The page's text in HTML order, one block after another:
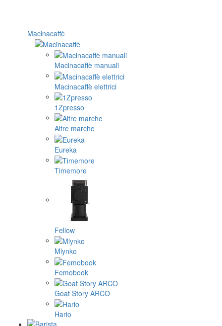
Macinacaffè
Macinacaffè manuali
Macinacaffè elettrici
1Zpresso
Altre marche
Eureka
Timemore
Fellow
Mlynko
Femobook
Goat Story ARCO
Hario